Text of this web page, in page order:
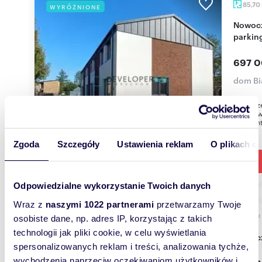
Zgoda Szczegóły Ustawienia reklam O plikach
Odpowiedzialne wykorzystanie Twoich danych
Wraz z naszymi 1022 partnerami przetwarzamy Twoje
osobiste dane, np. adres IP, korzystając z takich
technologii jak pliki cookie, w celu wyświetlania
spersonalizowanych reklam i treści, analizowania tychże,
WYRÓŻNIONE 85,70
Nowoczesny segment 85,7 m² z ogrodem i
697
dom
WYRÓŻNIONE 2